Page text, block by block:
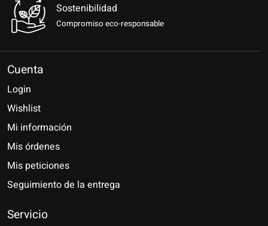
Sostenibilidad
Compromiso eco-responsable
Cuenta
Login
Wishlist
Mi información
Mis órdenes
Mis peticiones
Seguimiento de la entrega
Servicio